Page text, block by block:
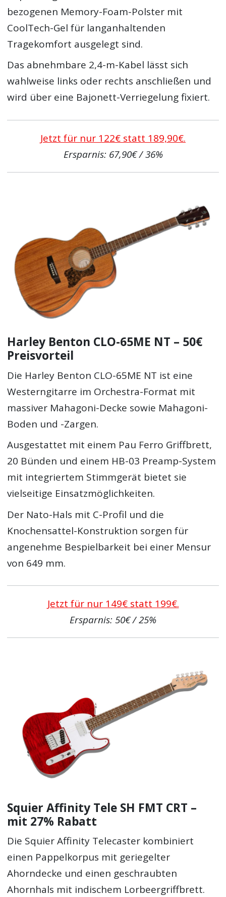
bezogenen Memory-Foam-Polster mit
CoolTech-Gel für langanhaltenden
Tragekomfort ausgelegt sind.
Das abnehmbare 2,4-m-Kabel lässt sich
wahlweise links oder rechts anschließen und
wird über eine Bajonett-Verriegelung fixiert.
Jetzt für nur 122€ statt 189,90€.
Ersparnis: 67,90€ / 36%
Harley Benton CLO-65ME NT – 50€
Preisvorteil
Die Harley Benton CLO-65ME NT ist eine
Westerngitarre im Orchestra-Format mit
massiver Mahagoni-Decke sowie Mahagoni-
Boden und -Zargen.
Ausgestattet mit einem Pau Ferro Griffbrett,
20 Bünden und einem HB-03 Preamp-System
mit integriertem Stimmgerät bietet sie
vielseitige Einsatzmöglichkeiten.
Der Nato-Hals mit C-Profil und die
Knochensattel-Konstruktion sorgen für
angenehme Bespielbarkeit bei einer Mensur
von 649 mm.
Jetzt für nur 149€ statt 199€.
Ersparnis: 50€ / 25%
Squier Affinity Tele SH FMT CRT –
mit 27% Rabatt
Die Squier Affinity Telecaster kombiniert
einen Pappelkorpus mit geriegelter
Ahorndecke und einen geschraubten
Ahornhals mit indischem Lorbeergriffbrett.